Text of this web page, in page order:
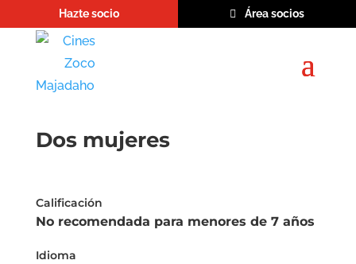
Hazte socio Área socios
Dos mujeres
Calificación
No recomendada para menores de 7 años
Idioma